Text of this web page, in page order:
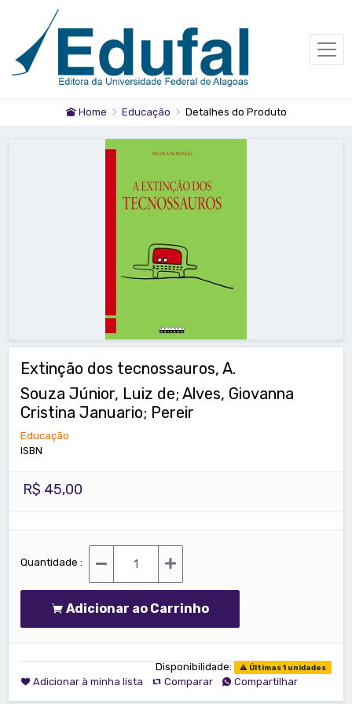
Home Educação Detalhes do Produto
Extinção dos tecnossauros, A.
Souza Júnior, Luiz de; Alves, Giovanna
Cristina Januario; Pereir
Educação
ISBN
R$ 45,00
Quantidade :
Adicionar ao Carrinho
Disponibilidade: Últimas 1 unidades
Adicionar à minha lista Comparar Compartilhar